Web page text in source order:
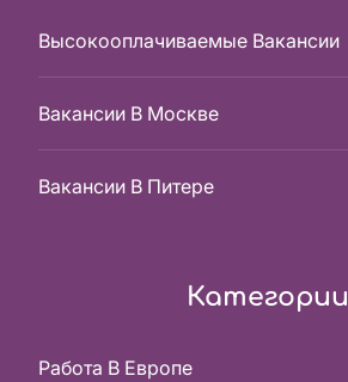
Высокооплачиваемые Вакансии
Вакансии В Москве
Вакансии В Питере
Категории
Работа В Европе